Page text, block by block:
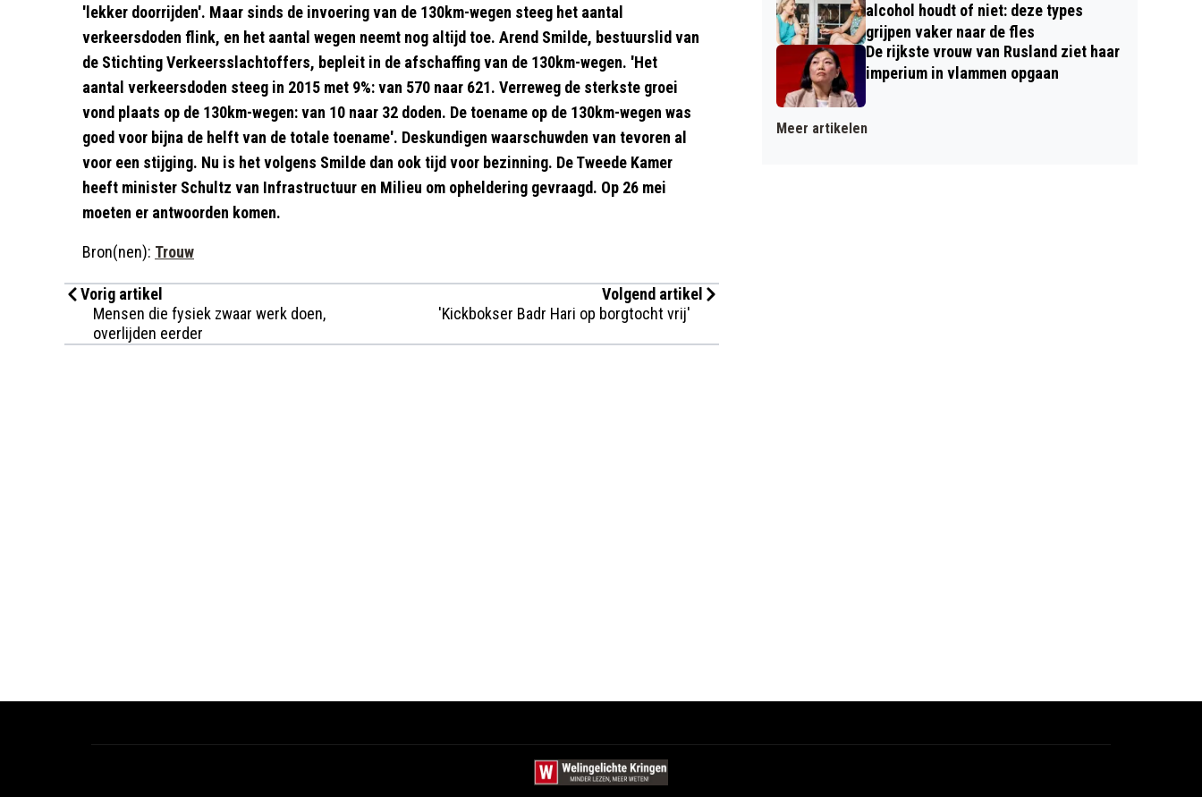
'lekker doorrijden'. Maar sinds de invoering van de 130km-wegen steeg het aantal
verkeersdoden flink, en het aantal wegen neemt nog altijd toe. Arend Smilde, bestuurslid van
de Stichting Verkeersslachtoffers, bepleit in de afschaffing van de 130km-wegen. 'Het
aantal verkeersdoden steeg in 2015 met 9%: van 570 naar 621. Verreweg de sterkste groei
vond plaats op de 130km-wegen: van 10 naar 32 doden. De toename op de 130km-wegen was
goed voor bijna de helft van de totale toename'. Deskundigen waarschuwden van tevoren al
voor een stijging. Nu is het volgens Smilde dan ook tijd voor bezinning. De Tweede Kamer
heeft minister Schultz van Infrastructuur en Milieu om opheldering gevraagd. Op 26 mei
moeten er antwoorden komen.
Bron(nen): Trouw
Vorig artikel
Mensen die fysiek zwaar werk doen,
overlijden eerder
Volgend artikel
'Kickbokser Badr Hari op borgtocht vrij'
alcohol houdt of niet: deze types
grijpen vaker naar de fles
De rijkste vrouw van Rusland ziet haar
imperium in vlammen opgaan
Meer artikelen